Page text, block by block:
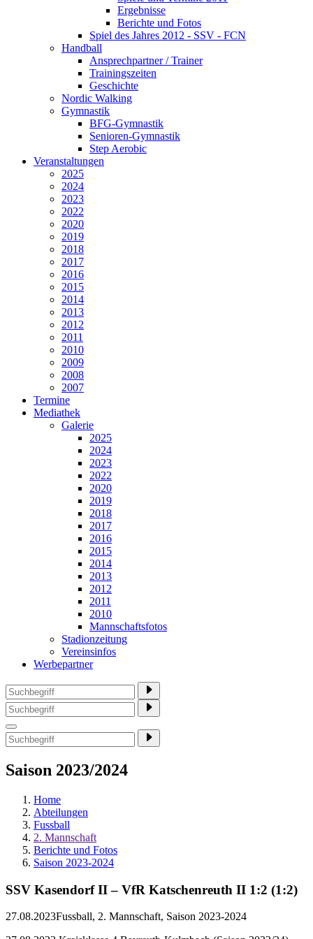
Ergebnisse
Berichte und Fotos
Spiel des Jahres 2012 - SSV - FCN
Handball
Ansprechpartner / Trainer
Trainingszeiten
Geschichte
Nordic Walking
Gymnastik
BFG-Gymnastik
Senioren-Gymnastik
Step Aerobic
Veranstaltungen
2025
2024
2023
2022
2020
2019
2018
2017
2016
2015
2014
2013
2012
2011
2010
2009
2008
2007
Termine
Mediathek
Galerie
2025
2024
2023
2022
2020
2019
2018
2017
2016
2015
2014
2013
2012
2011
2010
Mannschaftsfotos
Stadionzeitung
Vereinsinfos
Werbepartner
Saison 2023/2024
Home
Abteilungen
Fussball
2. Mannschaft
Berichte und Fotos
Saison 2023-2024
SSV Kasendorf II – VfR Katschenreuth II 1:2 (1:2)
27.08.2023Fussball, 2. Mannschaft, Saison 2023-2024